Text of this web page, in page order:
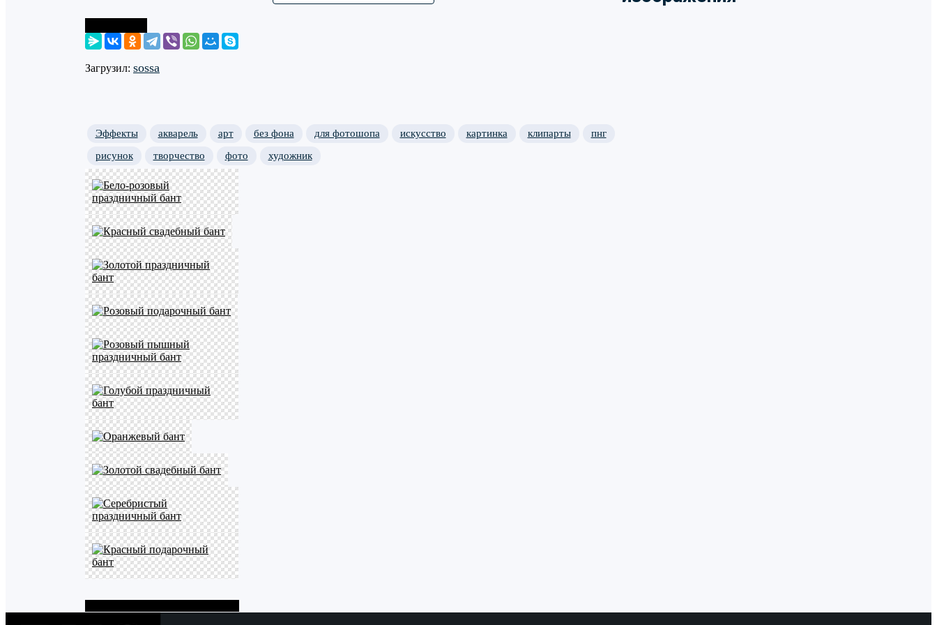
Загрузил: sossa
Эффекты акварель арт без фона для фотошопа искусство картинка клипарты
пнг
рисунок
творчество фото художник